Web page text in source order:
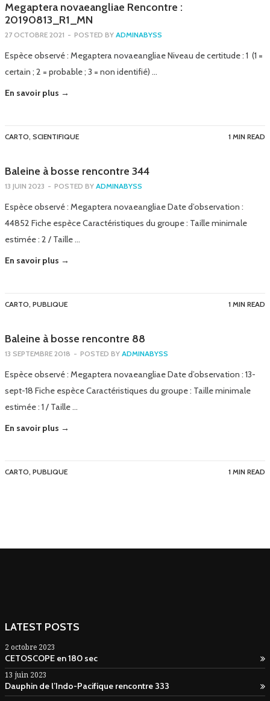
Megaptera novaeangliae Rencontre :
20190813_R1_MN
27 OCTOBRE 2021 - POSTED BY ADMINABYSS
Espèce observé : Megaptera novaeangliae Niveau de certitude : 1 (1 =
certain ; 2 = probable ; 3 = non identifié) …
En savoir plus →
CARTO, SCIENTIFIQUE 1 MIN READ
Baleine à bosse rencontre 344
13 JUIN 2023 - POSTED BY ADMINABYSS
Espèce observé : Megaptera novaeangliae Date d’observation :
44852 Fiche espèce Caractéristiques du groupe : Taille minimale
estimée : 2 / Taille …
En savoir plus →
CARTO, PUBLIQUE 1 MIN READ
Baleine à bosse rencontre 88
13 SEPTEMBRE 2018 - POSTED BY ADMINABYSS
Espèce observé : Megaptera novaeangliae Date d’observation : 13-
sept-18 Fiche espèce Caractéristiques du groupe : Taille minimale
estimée : 1 / Taille …
En savoir plus →
CARTO, PUBLIQUE 1 MIN READ
LATEST POSTS
2 octobre 2023
CETOSCOPE en 180 sec
13 juin 2023
Dauphin de l’Indo-Pacifique rencontre 333